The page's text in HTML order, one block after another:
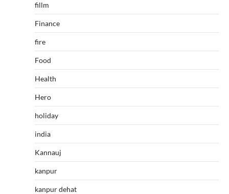
fillm
Finance
fire
Food
Health
Hero
holiday
india
Kannauj
kanpur
kanpur dehat